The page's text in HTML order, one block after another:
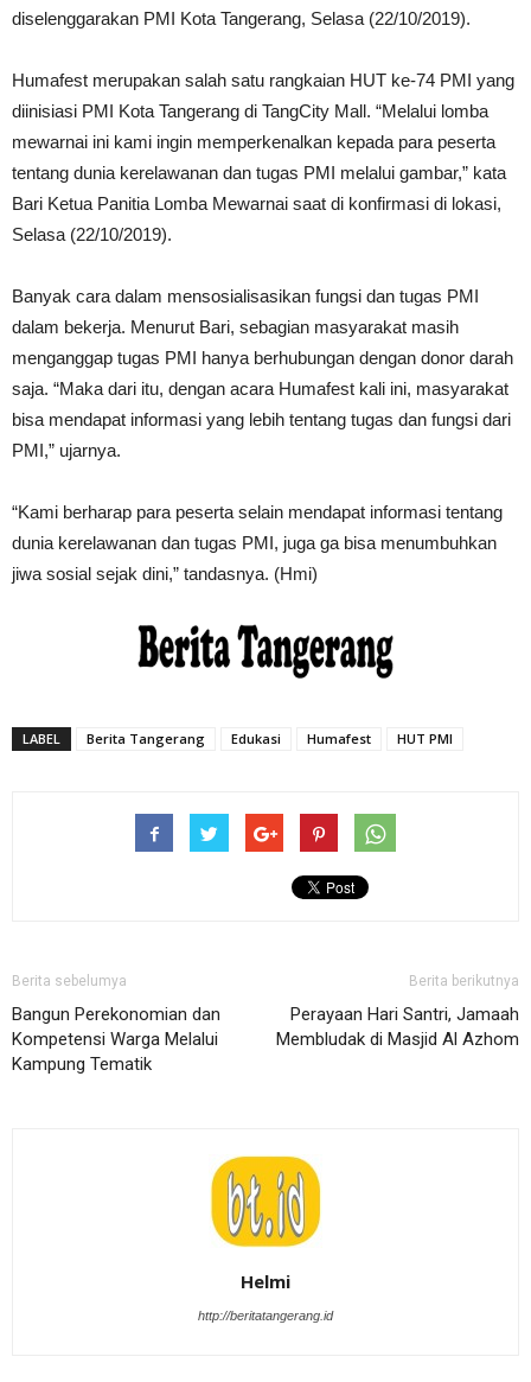
diselenggarakan PMI Kota Tangerang, Selasa (22/10/2019).
Humafest merupakan salah satu rangkaian HUT ke-74 PMI yang
diinisiasi PMI Kota Tangerang di TangCity Mall. “Melalui lomba
mewarnai ini kami ingin memperkenalkan kepada para peserta
tentang dunia kerelawanan dan tugas PMI melalui gambar,” kata
Bari Ketua Panitia Lomba Mewarnai saat di konfirmasi di lokasi,
Selasa (22/10/2019).
Banyak cara dalam mensosialisasikan fungsi dan tugas PMI
dalam bekerja. Menurut Bari, sebagian masyarakat masih
menganggap tugas PMI hanya berhubungan dengan donor darah
saja. “Maka dari itu, dengan acara Humafest kali ini, masyarakat
bisa mendapat informasi yang lebih tentang tugas dan fungsi dari
PMI,” ujarnya.
“Kami berharap para peserta selain mendapat informasi tentang
dunia kerelawanan dan tugas PMI, juga ga bisa menumbuhkan
jiwa sosial sejak dini,” tandasnya. (Hmi)
LABEL Berita Tangerang Edukasi Humafest HUT PMI
Berita sebelumya
Bangun Perekonomian dan
Kompetensi Warga Melalui
Kampung Tematik
Berita berikutnya
Perayaan Hari Santri, Jamaah
Membludak di Masjid Al Azhom
Helmi
http://beritatangerang.id